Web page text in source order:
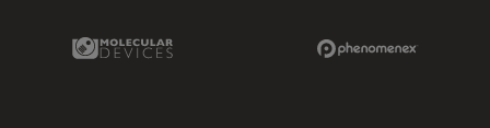
Molecular Devices Link